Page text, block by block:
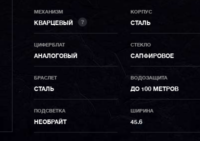
МЕХАНИЗМ
КВАРЦЕВЫЙ ?
КОРПУС
СТАЛЬ
ЦИФЕРБЛАТ
АНАЛОГОВЫЙ
СТЕКЛО
САПФИРОВОЕ
БРАСЛЕТ
СТАЛЬ
ВОДОЗАЩИТА
ДО 100 МЕТРОВ
ПОДСВЕТКА
НЕОБРАЙТ
ШИРИНА
45.6